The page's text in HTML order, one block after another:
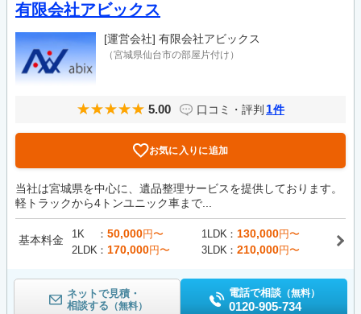
有限会社アビックス
[運営会社] 有限会社アビックス
（宮城県仙台市の部屋片付け）
5.00 口コミ・評判 1件
お気に入りに追加
当社は宮城県を中心に、遺品整理サービスを提供しております。
軽トラックから4トンユニック車まで...
基本料金 1K 50,000円〜 1LDK 130,000円〜
2LDK
170,000円〜 3LDK 210,000円〜
ネットで見積・
相談する （無料）
電話で相談 （無料）
0120-905-734